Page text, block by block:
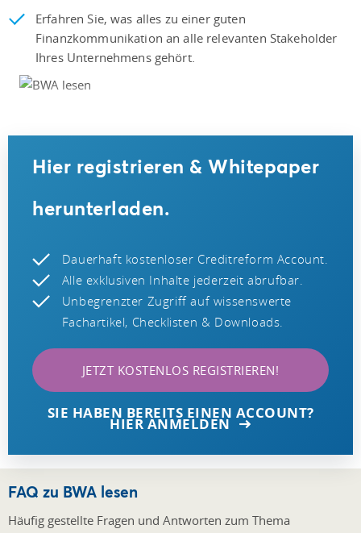
Erfahren Sie, was alles zu einer guten
Finanzkommunikation an alle relevanten Stakeholder
Ihres Unternehmens gehört.
Hier registrieren & Whitepaper
herunterladen.
Dauerhaft kostenloser Creditreform Account.
Alle exklusiven Inhalte jederzeit abrufbar.
Unbegrenzter Zugriff auf wissenswerte
Fachartikel, Checklisten & Downloads.
JETZT KOSTENLOS REGISTRIEREN!
SIE HABEN BEREITS EINEN ACCOUNT?
HIER ANMELDEN
FAQ zu BWA lesen
Häufig gestellte Fragen und Antworten zum Thema